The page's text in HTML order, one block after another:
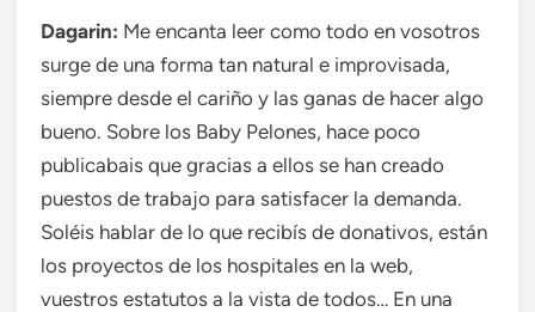
Dagarin: Me encanta leer como todo en vosotros
surge de una forma tan natural e improvisada,
siempre desde el cariño y las ganas de hacer algo
bueno. Sobre los Baby Pelones, hace poco
publicabais que gracias a ellos se han creado
puestos de trabajo para satisfacer la demanda.
Soléis hablar de lo que recibís de donativos, están
los proyectos de los hospitales en la web,
vuestros estatutos a la vista de todos… En una